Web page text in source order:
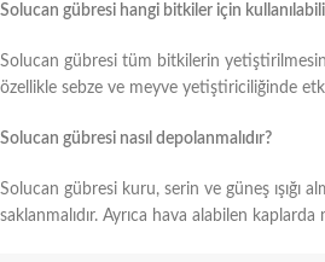
Solucan gübresi hangi bitkiler için
Solucan gübresi tüm bitkilerin
özellikle sebze ve meyve yetiştiriciliğinde
Solucan gübresi nasıl depolanmalıdır?
Solucan gübresi kuru, serin ve güneş ışığı
saklanmalıdır. Ayrıca hava alabilen